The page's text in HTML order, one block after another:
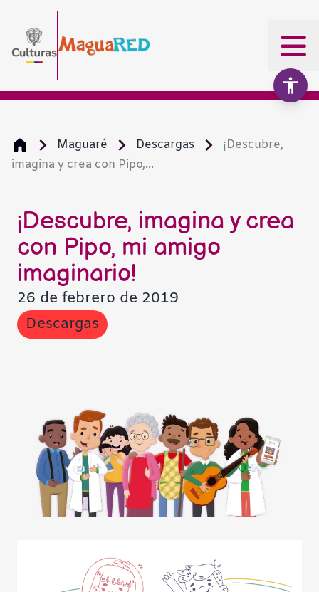
Maguaré Descargas
¡Descubre,
imagina y crea con Pipo,...
¡Descubre, imagina y crea
con Pipo, mi amigo
imaginario!
26 de febrero de 2019
Descargas
Aumentar texto
Alto contraste
Subrayar enlaces
Fuente legible
Restablecer